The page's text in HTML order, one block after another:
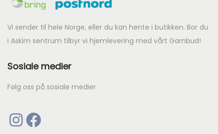
r
9
Vi sender til hele Norge, eller du kan hente i butikken. Bor du
i Askim sentrum tilbyr vi hjemlevering med vårt Garnbud!
Sosiale medier
Følg oss på sosiale medier
InstagramFacebook